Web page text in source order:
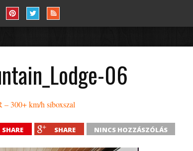
06
– 300+ km/h síboxszal
SHARE SHARE NINCS HOZZÁSZÓLÁS